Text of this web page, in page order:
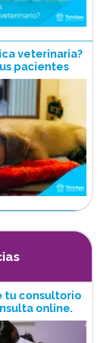
veterinaria?
pacientes
tu consultorio
online.